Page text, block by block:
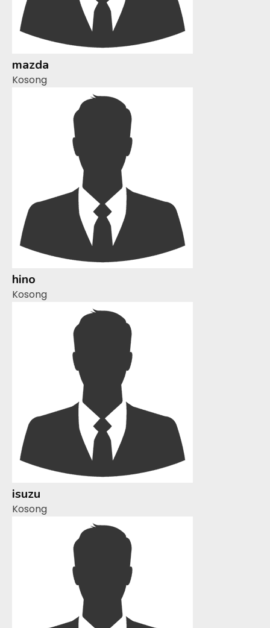
mazda
Kosong
hino
Kosong
isuzu
Kosong